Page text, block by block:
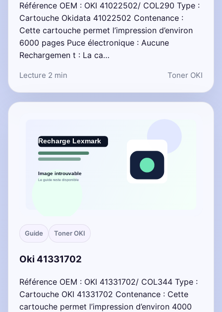
Référence OEM : OKI 41022502/ COL290 Type :
Cartouche Okidata 41022502 Contenance :
Cette cartouche permet l’impression d’environ
6000 pages Puce électronique : Aucune
Rechargemen t : La ca…
Lecture 2 min Toner OKI
Guide Toner OKI
Oki 41331702
Référence OEM : OKI 41331702/ COL344 Type :
Cartouche OKI 41331702 Contenance : Cette
cartouche permet l’impression d’environ 4000